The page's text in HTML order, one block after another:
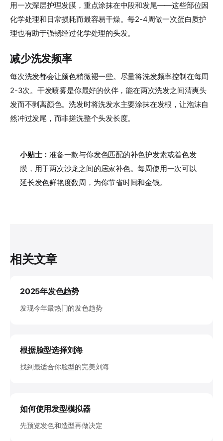
用一次深层护理发膜，重点涂抹在中段和发尾——这些部位因
化学处理和日常损耗而最容易干燥。每2-4周做一次蛋白质护
理也有助于强韧经过化学处理的头发。
减少洗发频率
每次洗发都会让颜色稍微褪一些。尽量将洗发频率控制在每周
2-3次。干发喷雾是你最好的伙伴，能在两次洗发之间清爽头
发而不剥离颜色。洗发时将洗发水主要涂抹在发根，让泡沫自
然冲过发尾，而非搓洗整个头发长度。
小贴士：准备一款与你发色匹配的补色护发素或着色发
膜，用于两次沙龙之间的居家补色。每周使用一次可以
延长发色鲜艳度数周，为你节省时间和金钱。
相关文章
2025年发色趋势
发现今年最热门的发色趋势
根据脸型选择刘海
找到最适合你脸型的完美刘海
如何使用发型模拟器
先预览发色和造型再做决定